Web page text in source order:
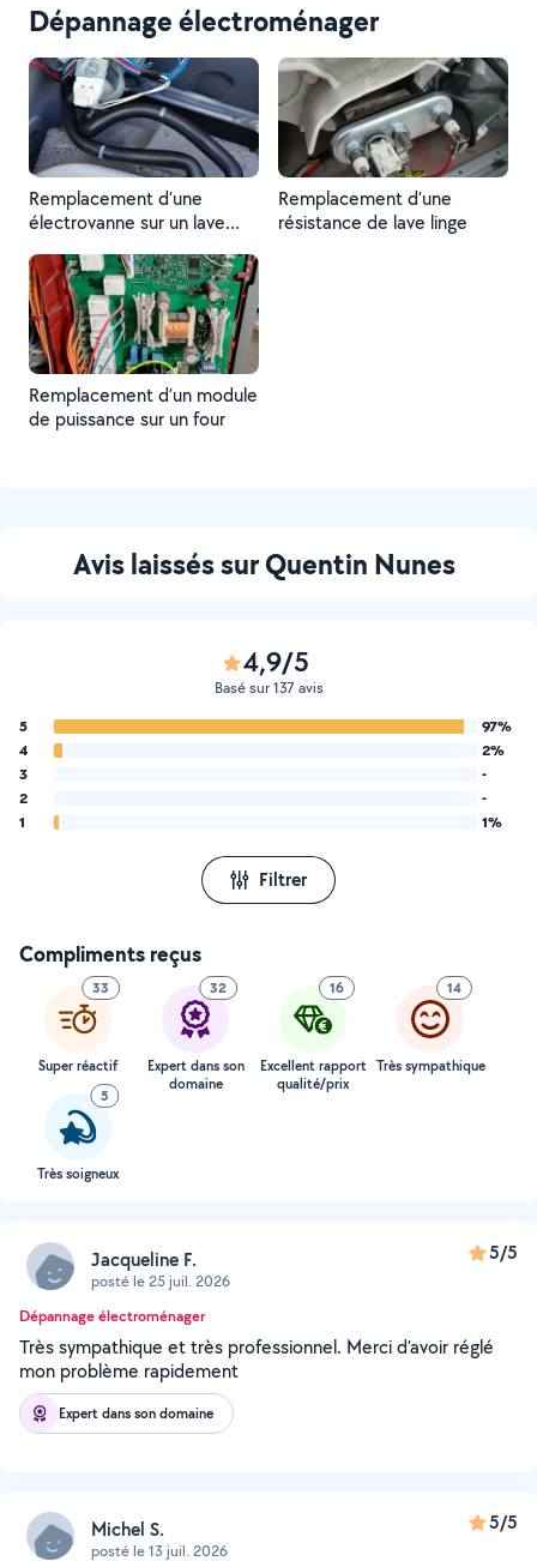
Dépannage électroménager
Remplacement d’une
électrovanne sur un lave
Remplacement d’une
résistance de lave linge
Remplacement d’un module
de puissance sur un four
Avis laissés sur Quentin Nunes
4,9/5
Basé sur 137 avis
5
97%
4
2%
3
-
2
-
1
1%
Filtrer
Compliments reçus
33
Super réactif
32
Expert dans son
domaine
16
Excellent rapport
qualité/prix
14
Très sympathique
5
Très soigneux
Jacqueline F.
posté le 25 juil. 2026
5/5
Dépannage électroménager
Très sympathique et très professionnel. Merci d’avoir réglé
mon problème rapidement
Expert dans son domaine
Michel S.
posté le 13 juil. 2026
5/5